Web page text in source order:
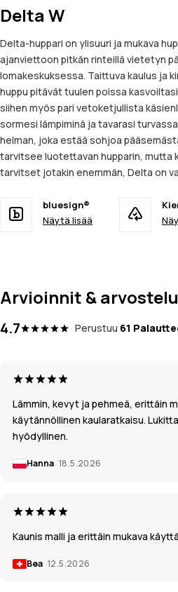
Delta W
Delta-huppari on ylisuuri ja mukava
ajanviettoon pitkän rinteillä vietetyn
lomakeskuksessa. Taittuva kaulus ja
huppu pitävät tuulen poissa
siihen myös pari vetoketjullista
sormesi lämpiminä ja tavarasi
helman, joka estää sohjoa
tarvitsee luotettavan hupparin, mutta
tarvitset jotakin enemmän, Delta on
bluesign®
Näytä lisää
Arvioinnit &
4.7 Perustuu 61
Lämmin, kevyt ja pehmeä, erittäin
käytännöllinen kaularatkaisu.
hyödyllinen.
Hanna 18.5.2026
Kaunis malli ja erittäin mukava
Bea 12.5.2026